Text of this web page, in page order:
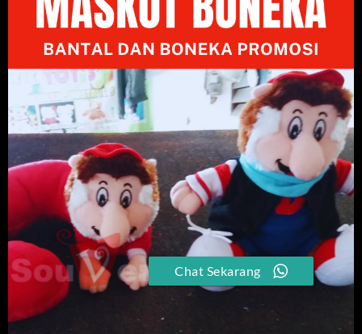
Chat Sekarang